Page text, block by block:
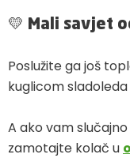
💛 Mali savjet
Poslužite ga još
kuglicom sladoleda
A ako vam
zamotajte kolač u